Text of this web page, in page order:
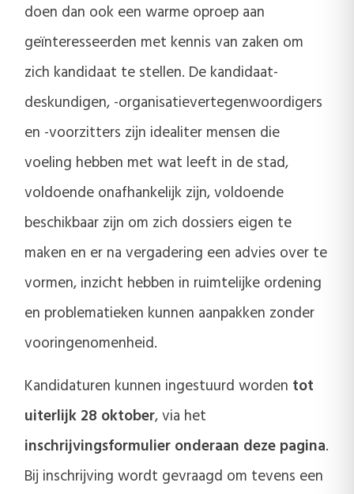
doen dan ook een warme oproep aan
geïnteresseerden met kennis van zaken om
zich kandidaat te stellen. De kandidaat-
deskundigen, -organisatievertegenwoordigers
en -voorzitters zijn idealiter mensen die
voeling hebben met wat leeft in de stad,
voldoende onafhankelijk zijn, voldoende
beschikbaar zijn om zich dossiers eigen te
maken en er na vergadering een advies over te
vormen, inzicht hebben in ruimtelijke ordening
en problematieken kunnen aanpakken zonder
vooringenomenheid.
Kandidaturen kunnen ingestuurd worden tot
uiterlijk 28 oktober, via het
inschrijvingsformulier onderaan deze pagina.
Bij inschrijving wordt gevraagd om tevens een